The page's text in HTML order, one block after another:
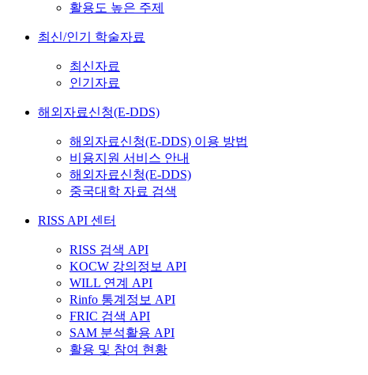
활용도 높은 주제
최신/인기 학술자료
최신자료
인기자료
해외자료신청(E-DDS)
해외자료신청(E-DDS) 이용 방법
비용지원 서비스 안내
해외자료신청(E-DDS)
중국대학 자료 검색
RISS API 센터
RISS 검색 API
KOCW 강의정보 API
WILL 연계 API
Rinfo 통계정보 API
FRIC 검색 API
SAM 분석활용 API
활용 및 참여 현황